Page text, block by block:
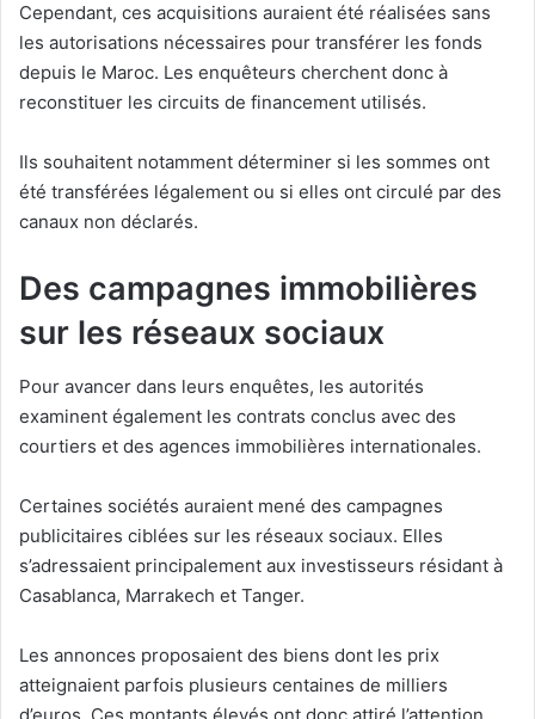
Cependant, ces acquisitions auraient été réalisées sans
les autorisations nécessaires pour transférer les fonds
depuis le Maroc. Les enquêteurs cherchent donc à
reconstituer les circuits de financement utilisés.
Ils souhaitent notamment déterminer si les sommes ont
été transférées légalement ou si elles ont circulé par des
canaux non déclarés.
Des campagnes immobilières
sur les réseaux sociaux
Pour avancer dans leurs enquêtes, les autorités
examinent également les contrats conclus avec des
courtiers et des agences immobilières internationales.
Certaines sociétés auraient mené des campagnes
publicitaires ciblées sur les réseaux sociaux. Elles
s’adressaient principalement aux investisseurs résidant à
Casablanca, Marrakech et Tanger.
Les annonces proposaient des biens dont les prix
atteignaient parfois plusieurs centaines de milliers